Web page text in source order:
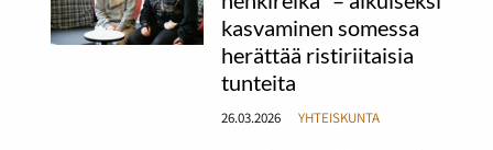
kasvaminen somessa
herättää ristiriitaisia
tunteita
26.03.2026 YHTEISKUNTA